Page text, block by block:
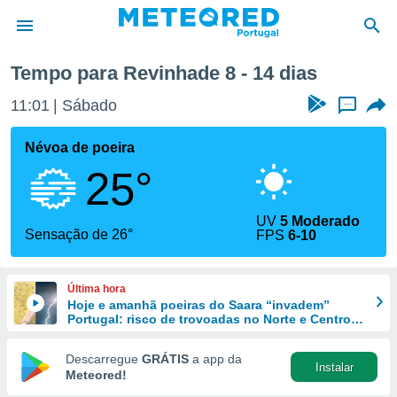
da
foi
fornecidas
a este
das
e
forma
digital
Tempo para Revinhade 8 - 14 dias
11:01 Sábado ...
Névoa de poeira
25°
Sensação de 26°
UV5 Moderado
FPS6-10
Última hora
Hoje e amanhã poeiras do Saara “invadem”
Portugal: risco de trovoadas no Norte e Centro
Descarregue GRÁTIS a app da
Meteored!
Instalar